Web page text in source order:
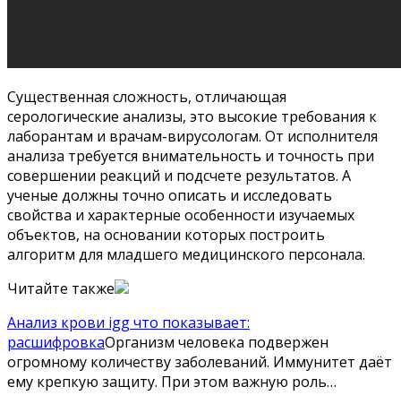
Существенная сложность, отличающая
серологические анализы, это высокие требования к
лаборантам и врачам-вирусологам. От исполнителя
анализа требуется внимательность и точность при
совершении реакций и подсчете результатов. А
ученые должны точно описать и исследовать
свойства и характерные особенности изучаемых
объектов, на основании которых построить
алгоритм для младшего медицинского персонала.
Читайте также
Анализ крови igg что показывает:
расшифровкаОрганизм человека подвержен
огромному количеству заболеваний. Иммунитет даёт
ему крепкую защиту. При этом важную роль…